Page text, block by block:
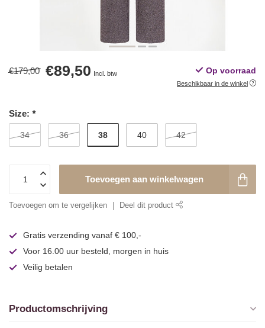
€179,00 €89,50 Incl. btw Op voorraad
Beschikbaar in de winkel
Size: *
34 36 38 40 42
Toevoegen aan winkelwagen
Toevoegen om te vergelijken Deel dit product
Gratis verzending vanaf € 100,-
Voor 16.00 uur besteld, morgen in huis
Veilig betalen
Productomschrijving